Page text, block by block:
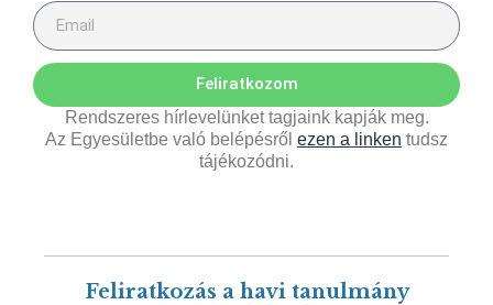
Feliratkozom
Rendszeres hírlevelünket tagjaink kapják meg.
Az Egyesületbe való belépésről ezen a linken tudsz
tájékozódni.
Feliratkozás a havi tanulmány